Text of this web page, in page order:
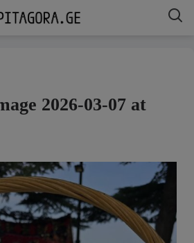
2026-03-07 at